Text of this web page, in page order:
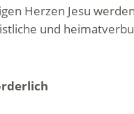
Herzen Jesu
und